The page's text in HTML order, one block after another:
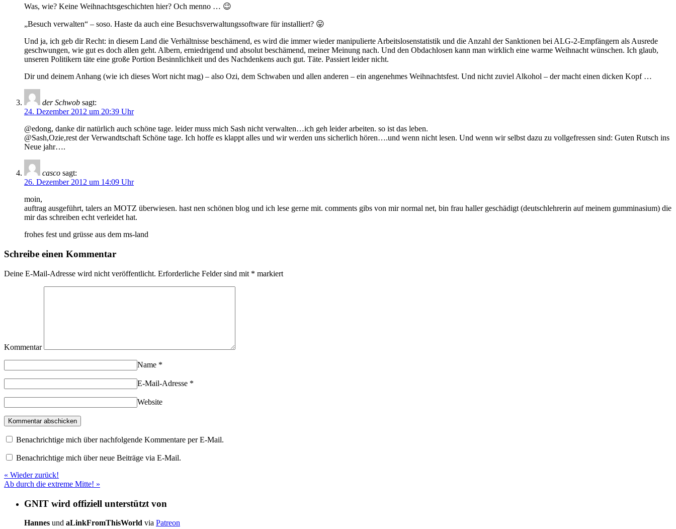
Was, wie? Keine Weihnachtsgeschichten hier? Och menno … 😉
„Besuch verwalten“ – soso. Haste da auch eine Besuchsverwaltungssoftware für installiert? 😛
Und ja, ich geb dir Recht: in diesem Land die Verhältnisse beschämend, es wird die immer wieder manipulierte Arbeitslosenstatistik und die Anzahl der Sanktionen bei ALG-2-Empfängern als Ausrede
geschwungen, wie gut es doch allen geht. Albern, erniedrigend und absolut beschämend, meiner Meinung nach. Und den Obdachlosen kann man wirklich eine warme Weihnacht wünschen. Ich glaub,
unseren Politikern täte eine große Portion Besinnlichkeit und des Nachdenkens auch gut. Täte. Passiert leider nicht.
Dir und deinem Anhang (wie ich dieses Wort nicht mag) – also Ozi, dem Schwaben und allen anderen – ein angenehmes Weihnachtsfest. Und nicht zuviel Alkohol – der macht einen dicken Kopf …
der Schwob sagt:
24. Dezember 2012 um 20:39 Uhr
@edong, danke dir natürlich auch schöne tage. leider muss mich Sash nicht verwalten…ich geh leider arbeiten. so ist das leben.
@Sash,Ozie,rest der Verwandtschaft Schöne tage. Ich hoffe es klappt alles und wir werden uns sicherlich hören….und wenn nicht lesen. Und wenn wir selbst dazu zu vollgefressen sind: Guten Rutsch ins
Neue jahr….
casco sagt:
26. Dezember 2012 um 14:09 Uhr
moin,
auftrag ausgeführt, talers an MOTZ überwiesen. hast nen schönen blog und ich lese gerne mit. comments gibs von mir normal net, bin frau haller geschädigt (deutschlehrerin auf meinem gumminasium) die
mir das schreiben echt verleidet hat.
frohes fest und grüsse aus dem ms-land
Schreibe einen Kommentar
Deine E-Mail-Adresse wird nicht veröffentlicht. Erforderliche Felder sind mit * markiert
Kommentar
Name *
E-Mail-Adresse *
Website
Benachrichtige mich über nachfolgende Kommentare per E-Mail.
Benachrichtige mich über neue Beiträge via E-Mail.
« Wieder zurück!
Ab durch die extreme Mitte! »
GNIT wird offiziell unterstützt von
Hannes und aLinkFromThisWorld via Patreon